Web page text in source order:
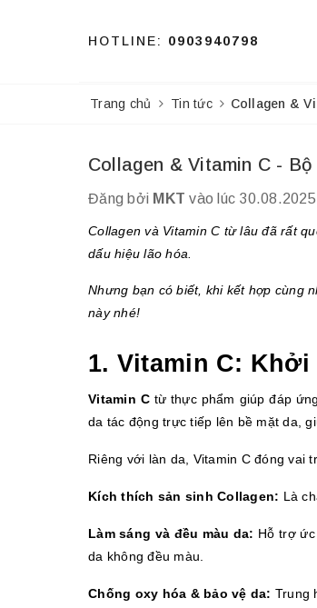
HOTLINE: 0903940798
Trang chủ Tin tức Collagen &
Collagen & Vitamin C -
Đăng bởi MKT vào lúc 30.08.2025
Collagen và Vitamin C từ lâu đã rất
dấu hiệu lão hóa.
Nhưng bạn có biết, khi kết hợp cùng
này nhé!
1. Vitamin C:
Vitamin C từ thực phẩm giúp đáp
da tác động trực tiếp lên bề mặt da,
Riêng với làn da, Vitamin C đóng vai
Kích thích sản sinh Collagen: Là
Làm sáng và đều màu da: Hỗ trợ
da không đều màu.
Chống oxy hóa & bảo vệ da: Trung